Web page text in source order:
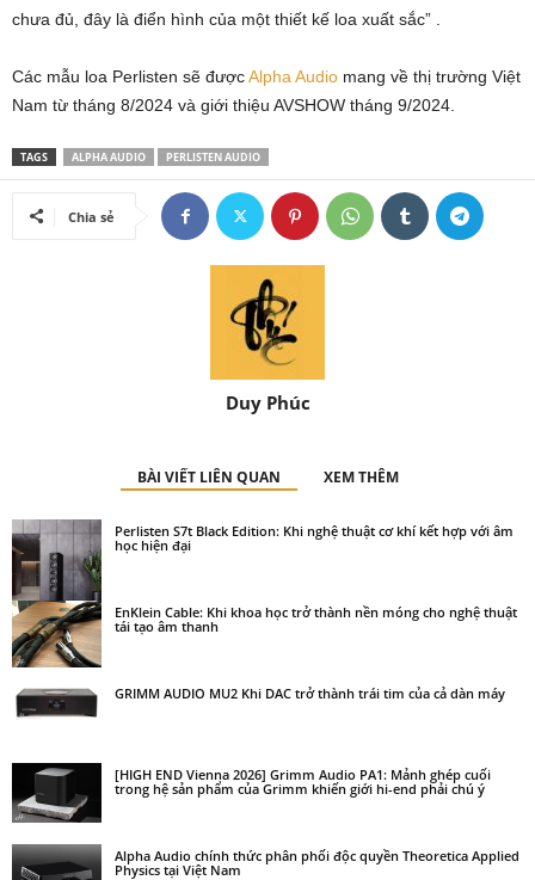
chưa đủ, đây là điển hình của một thiết kế loa xuất sắc” .
Các mẫu loa Perlisten sẽ đượcAlpha Audio mang về thị trường Việt
Nam từ tháng 8/2024 và giới thiệu AVSHOW tháng 9/2024.
TAGS ALPHA AUDIO PERLISTEN AUDIO
Chia sẻ
Duy Phúc
BÀI VIẾT LIÊN QUAN XEM THÊM
Perlisten S7t Black Edition: Khi nghệ thuật cơ khí kết hợp với âm
học hiện đại
EnKlein Cable: Khi khoa học trở thành nền móng cho nghệ thuật
tái tạo âm thanh
GRIMM AUDIO MU2 Khi DAC trở thành trái tim của cả dàn máy
[HIGH END Vienna 2026] Grimm Audio PA1: Mảnh ghép cuối
trong hệ sản phẩm của Grimm khiến giới hi-end phải chú ý
Alpha Audio chính thức phân phối độc quyền Theoretica Applied
Physics tại Việt Nam